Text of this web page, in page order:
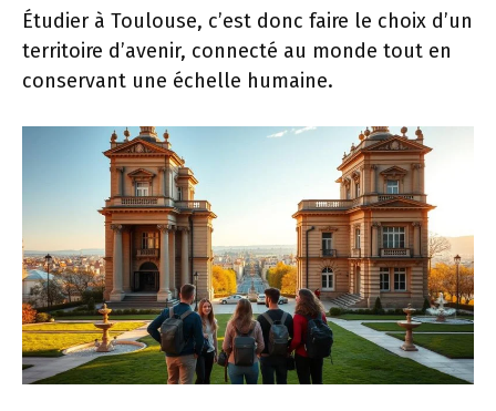
Étudier à Toulouse, c’est donc faire le choix d’un
territoire d’avenir, connecté au monde tout en
conservant une échelle humaine.